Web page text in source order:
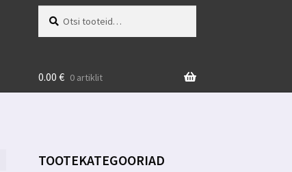
0.00 € 0 artiklit
TOOTEKATEGOORIAD